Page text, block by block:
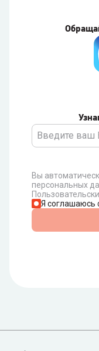
Вы
персональных
Я соглашаюсь